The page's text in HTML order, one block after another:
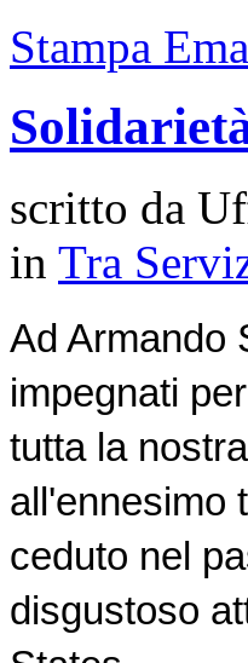
Stampa
scritto da
in Tra
Ad Armando
impegnati
tutta la
all'ennesimo
ceduto nel
disgustoso